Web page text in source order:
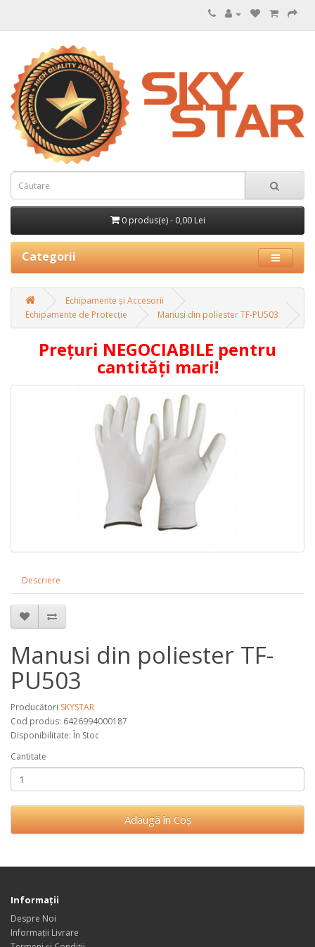
0 produs(e) - 0,00 Lei
Categorii
Echipamente și Accesorii
Echipamente de Protecție
Manusi din poliester TF-PU503
Prețuri NEGOCIABILE pentru
cantități mari!
Descriere
Manusi din poliester TF-
PU503
Producători SKYSTAR
Cod produs: 6426994000187
Disponibilitate: În Stoc
Cantitate
Adaugă în Coş
Informaţii
Despre Noi
Informații Livrare